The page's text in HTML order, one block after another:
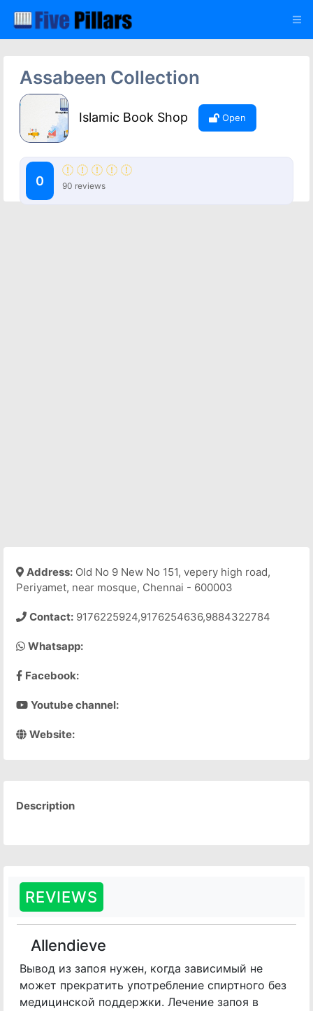
Assabeen Collection
Islamic Book Shop Open
0 90 reviews
Address: Old No 9 New No 151, vepery high road,
Periyamet, near mosque, Chennai - 600003
Contact: 9176225924,9176254636,9884322784
Whatsapp:
Facebook:
Youtube channel:
Website:
Description
REVIEWS
Allendieve
Вывод из запоя нужен, когда зависимый не
может прекратить употребление спиртного без
медицинской поддержки. Лечение запоя в